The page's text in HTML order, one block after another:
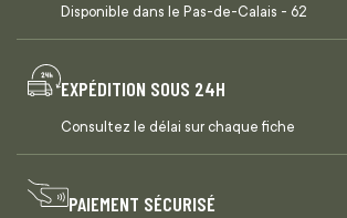
Disponible dans le Pas-de-Calais - 62
EXPÉDITION SOUS 24H
Consultez le délai sur chaque fiche
PAIEMENT SÉCURISÉ